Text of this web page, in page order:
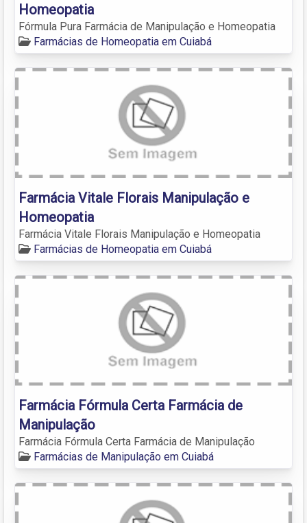
Homeopatia
Fórmula Pura Farmácia de Manipulação e Homeopatia
Farmácias de Homeopatia em Cuiabá
Farmácia Vitale Florais Manipulação e
Homeopatia
Farmácia Vitale Florais Manipulação e Homeopatia
Farmácias de Homeopatia em Cuiabá
Farmácia Fórmula Certa Farmácia de
Manipulação
Farmácia Fórmula Certa Farmácia de Manipulação
Farmácias de Manipulação em Cuiabá